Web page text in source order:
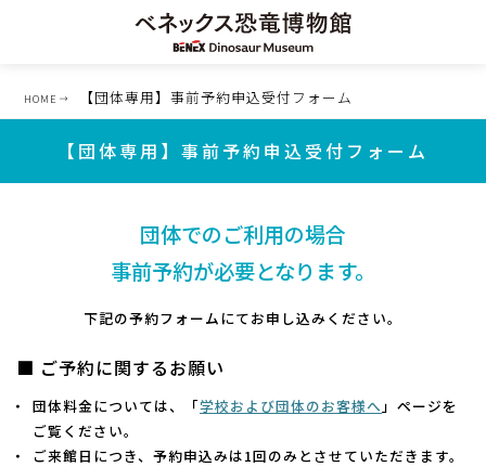
HOME 【団体専用】事前予約申込受付フォーム
【団体専用】事前予約申込受付フォーム
団体でのご利用の場合
事前予約が必要となります。
下記の予約フォームにてお申し込みください。
■ ご予約に関するお願い
団体料金については、「学校および団体のお客様へ」ページを
ご覧ください。
ご来館日につき、予約申込みは1回のみとさせていただきます。